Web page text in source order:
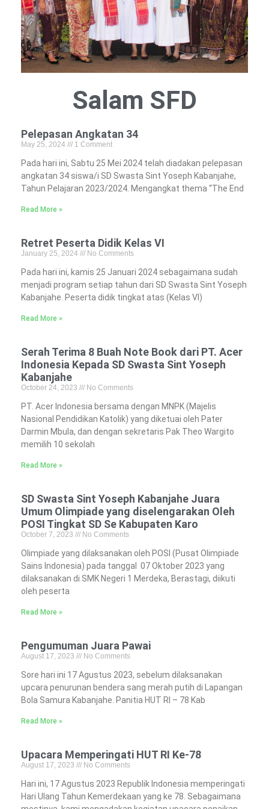
Salam SFD
Pelepasan Angkatan 34
May 25, 2024 1 Comment
Pada hari ini, Sabtu 25 Mei 2024 telah diadakan pelepasan
angkatan 34 siswa/i SD Swasta Sint Yoseph Kabanjahe,
Tahun Pelajaran 2023/2024. Mengangkat thema “The End
Read More »
Retret Peserta Didik Kelas VI
January 25, 2024 No Comments
Pada hari ini, kamis 25 Januari 2024 sebagaimana sudah
menjadi program setiap tahun dari SD Swasta Sint Yoseph
Kabanjahe. Peserta didik tingkat atas (Kelas VI)
Read More »
Serah Terima 8 Buah Note Book dari PT. Acer
Indonesia Kepada SD Swasta Sint Yoseph
Kabanjahe
October 24, 2023 No Comments
PT. Acer Indonesia bersama dengan MNPK (Majelis
Nasional Pendidikan Katolik) yang diketuai oleh Pater
Darmin Mbula, dan dengan sekretaris Pak Theo Wargito
memilih 10 sekolah
Read More »
SD Swasta Sint Yoseph Kabanjahe Juara
Umum Olimpiade yang diselengarakan Oleh
POSI Tingkat SD Se Kabupaten Karo
October 7, 2023 No Comments
Olimpiade yang dilaksanakan oleh POSI (Pusat Olimpiade
Sains Indonesia) pada tanggal 07 Oktober 2023 yang
dilaksanakan di SMK Negeri 1 Merdeka, Berastagi, diikuti
oleh peserta
Read More »
Pengumuman Juara Pawai
August 17, 2023 No Comments
Sore hari ini 17 Agustus 2023, sebelum dilaksanakan
upcara penurunan bendera sang merah putih di Lapangan
Bola Samura Kabanjahe. Panitia HUT RI – 78 Kab
Read More »
Upacara Memperingati HUT RI Ke-78
August 17, 2023 No Comments
Hari ini, 17 Agustus 2023 Republik Indonesia memperingati
Hari Ulang Tahun Kemerdekaan yang ke 78. Sebagaimana